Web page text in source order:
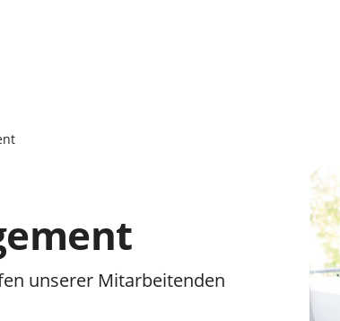
unserer Mitarbeitenden